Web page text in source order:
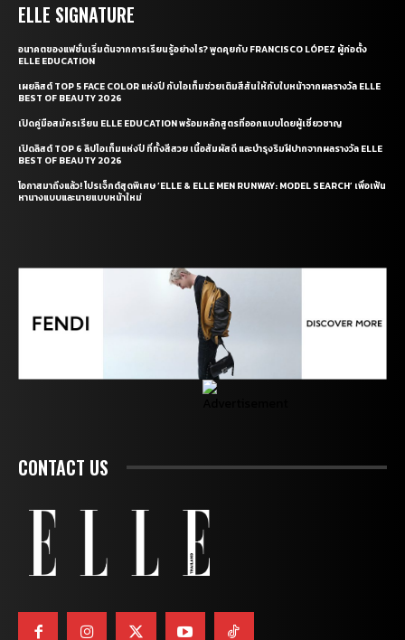
ELLE SIGNATURE
อนาคตของแฟชั่นเริ่มต้นจากการเรียนรู้อย่างไร? พูดคุยกับ FRANCISCO LÓPEZ ผู้ก่อตั้ง
ELLE EDUCATION
เผยลิสต์ TOP 5 FACE COLOR แห่งปี กับไอเท็มช่วยเติมสีสันให้กับใบหน้าจากผลรางวัล ELLE
BEST OF BEAUTY 2026
เปิดคู่มือสมัครเรียน ELLE EDUCATION พร้อมหลักสูตรที่ออกแบบโดยผู้เชี่ยวชาญ
เปิดลิสต์ TOP 6 ลิปไอเท็มแห่งปี ที่ทั้งสีสวย เนื้อสัมผัสดี และบำรุงริมฝีปากจากผลรางวัล ELLE
BEST OF BEAUTY 2026
โอกาสมาถึงแล้ว! โปรเจ็กต์สุดพิเศษ ‘ELLE & ELLE MEN RUNWAY: MODEL SEARCH’ เพื่อเฟ้น
หานางแบบและนายแบบหน้าใหม่
CONTACT US